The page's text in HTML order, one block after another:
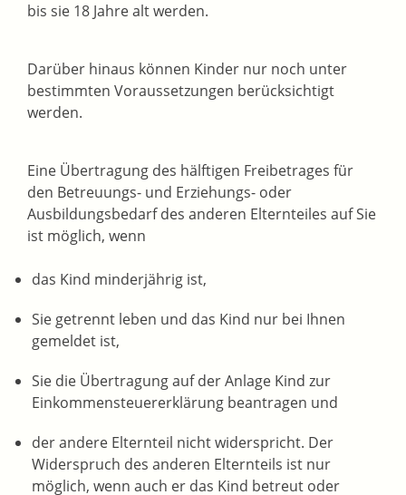
bis sie 18 Jahre alt werden.
Darüber hinaus können Kinder nur noch unter
bestimmten Voraussetzungen berücksichtigt
werden.
Eine Übertragung des hälftigen Freibetrages für
den Betreuungs- und Erziehungs- oder
Ausbildungsbedarf des anderen Elternteiles auf Sie
ist möglich, wenn
das Kind minderjährig ist,
Sie getrennt leben und das Kind nur bei Ihnen
gemeldet ist,
Sie die Übertragung auf der Anlage Kind zur
Einkommensteuererklärung beantragen und
der andere Elternteil nicht widerspricht. Der
Widerspruch des anderen Elternteils ist nur
möglich, wenn auch er das Kind betreut oder